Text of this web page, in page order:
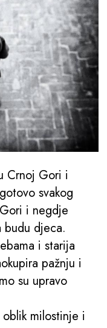
Crnoj Gori i
svakog
i negdje
budu djeca.
i starija
pažnju i
su upravo
milostinje i